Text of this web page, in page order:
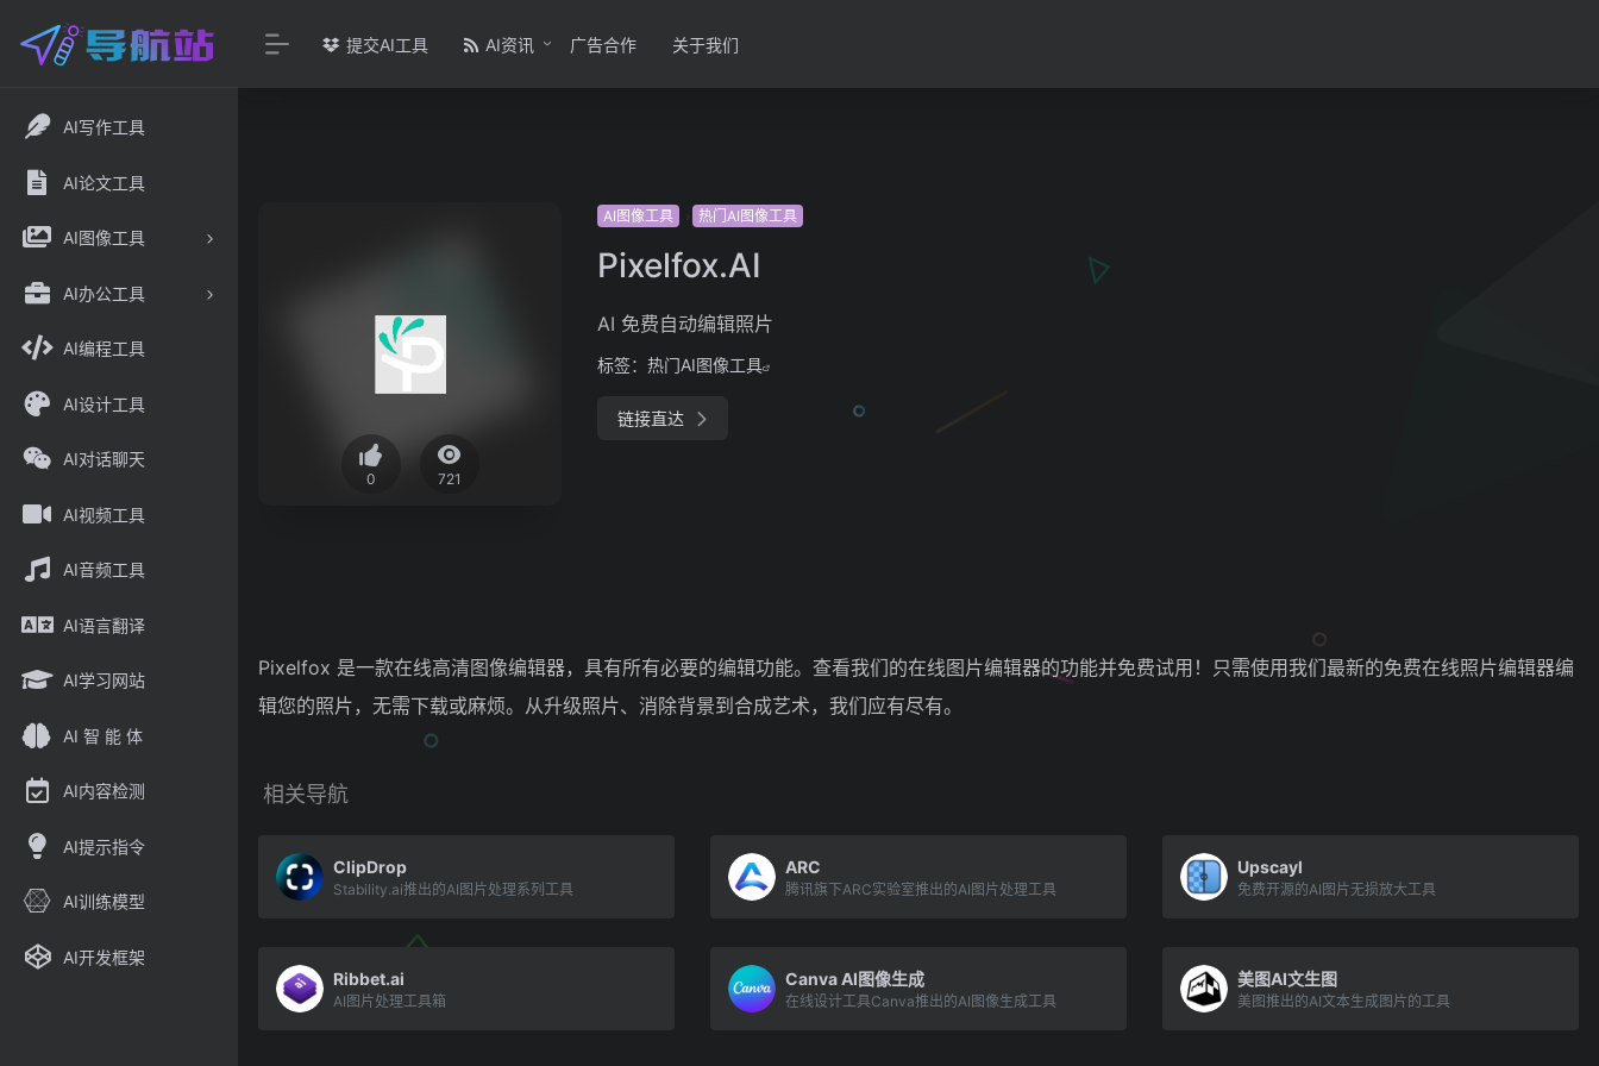
AI写作工具
AI论文工具
AI图像工具
AI办公工具
AI编程工具
AI设计工具
AI对话聊天
AI视频工具
AI音频工具
AI语言翻译
AI学习网站
AI 智 能 体
AI内容检测
AI提示指令
AI训练模型
AI开发框架
提交AI工具 AI资讯 广告合作 关于我们
0 721
AI图像工具 热门AI图像工具
Pixelfox.AI
AI 免费自动编辑照片
标签： 热门AI图像工具
链接直达
Pixelfox 是一款在线高清图像编辑器，具有所有必要的编辑功能。查看我们的在线图片编辑器的功能并免费试用！只需使用我们最新的免费在线照片编辑器编
辑您的照片，无需下载或麻烦。从升级照片、消除背景到合成艺术，我们应有尽有。
相关导航
ClipDrop
Stability.ai推出的AI图片处理系列工具
ARC
腾讯旗下ARC实验室推出的AI图片处理工具
Upscayl
免费开源的AI图片无损放大工具
Ribbet.ai
AI图片处理工具箱
Canva AI图像生成
在线设计工具Canva推出的AI图像生成工具
美图AI文生图
美图推出的AI文本生成图片的工具